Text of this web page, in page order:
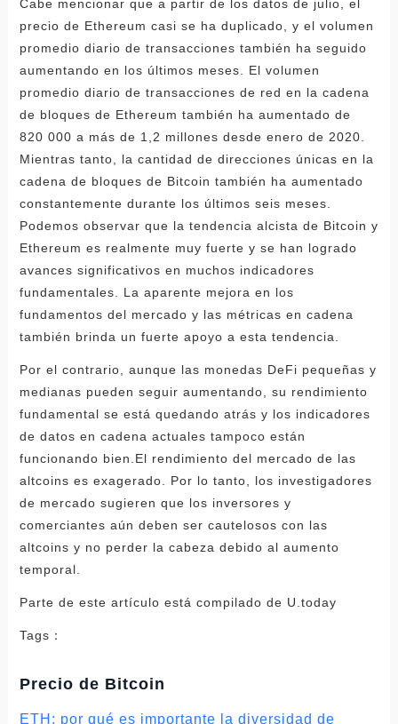
Cabe mencionar que a partir de los datos de julio, el
precio de Ethereum casi se ha duplicado, y el volumen
promedio diario de transacciones también ha seguido
aumentando en los últimos meses. El volumen
promedio diario de transacciones de red en la cadena
de bloques de Ethereum también ha aumentado de
820 000 a más de 1,2 millones desde enero de 2020.
Mientras tanto, la cantidad de direcciones únicas en la
cadena de bloques de Bitcoin también ha aumentado
constantemente durante los últimos seis meses.
Podemos observar que la tendencia alcista de Bitcoin y
Ethereum es realmente muy fuerte y se han logrado
avances significativos en muchos indicadores
fundamentales. La aparente mejora en los
fundamentos del mercado y las métricas en cadena
también brinda un fuerte apoyo a esta tendencia.
Por el contrario, aunque las monedas DeFi pequeñas y
medianas pueden seguir aumentando, su rendimiento
fundamental se está quedando atrás y los indicadores
de datos en cadena actuales tampoco están
funcionando bien.El rendimiento del mercado de las
altcoins es exagerado. Por lo tanto, los investigadores
de mercado sugieren que los inversores y
comerciantes aún deben ser cautelosos con las
altcoins y no perder la cabeza debido al aumento
temporal.
Parte de este artículo está compilado de U.today
Tags：
Precio de Bitcoin
ETH: por qué es importante la diversidad de